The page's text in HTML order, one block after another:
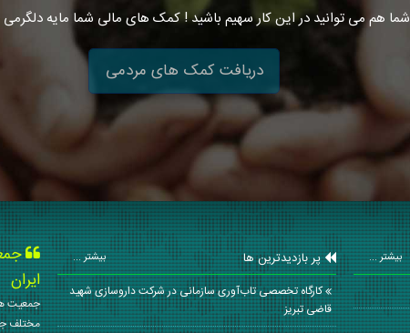
شما هم می توانید در این کار سهیم باشید ! کمک های مالی شما مایه
دریافت کمک های مردمی
بیشتر ... پر بازدیدترین ها بیشتر ...
کارگاه تخصصی تاب‌آوری سازمانی در شرکت داروسازی شهید
قاضی تبریز
ایران
جمعیت
مختلف